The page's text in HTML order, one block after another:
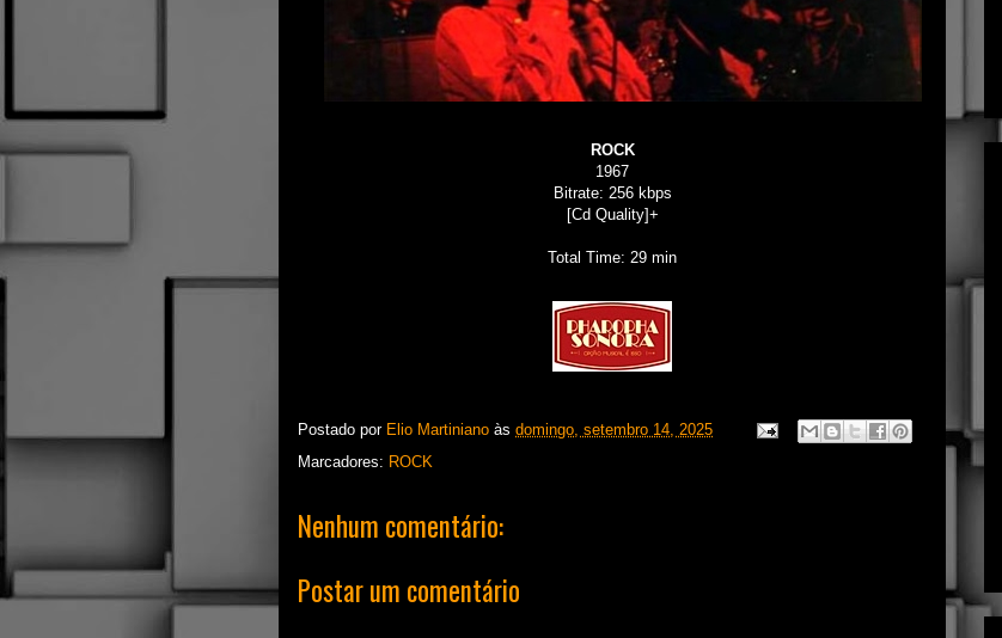
ROCK
1967
Bitrate: 256 kbps
[Cd Quality]+
Total Time: 29 min
Postado por Elio Martiniano às domingo, setembro 14, 2025
Marcadores: ROCK
Nenhum comentário:
Postar um comentário